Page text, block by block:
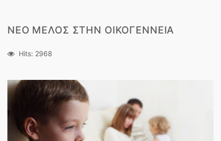
ΝΕΟ ΜΕΛΟΣ ΣΤΗΝ ΟΙΚΟΓΕΝΝΕΙΑ
Hits: 2968